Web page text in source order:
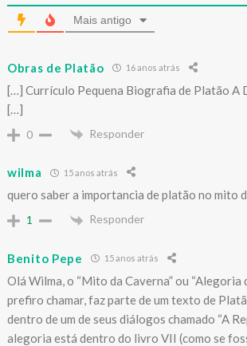
Mais antigo
Obras de Platão 16 anos atrás
[…] Currículo Pequena Biografia de Platão A
[…]
0 Responder
wilma 15 anos atrás
quero saber a importancia de platão no mito
1 Responder
Benito Pepe 15 anos atrás
Olá Wilma, o “Mito da Caverna” ou “Alegoria
prefiro chamar, faz parte de um texto de
dentro de um de seus diálogos chamado “A
alegoria está dentro do livro VII (como se